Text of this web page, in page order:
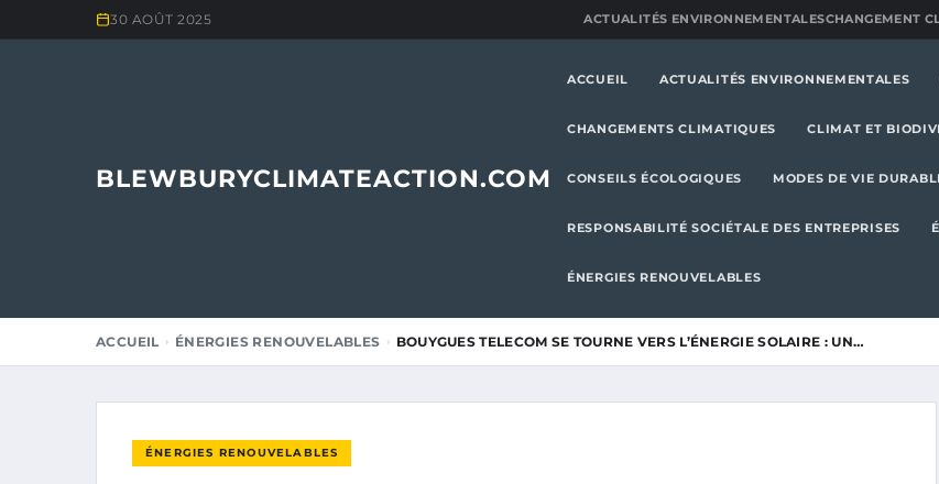
30 AOÛT 2025 ACTUALITÉS ENVIRONNEMENTALESCHANGEMENT
BLEWBURYCLIMATEACTION.COM
ACCUEIL ACTUALITÉS ENVIRONNEMENTALES
CHANGEMENTS CLIMATIQUES CLIMAT ET
CONSEILS ÉCOLOGIQUES MODES DE VIE
RESPONSABILITÉ SOCIÉTALE DES ENTREPRISES
ÉNERGIES RENOUVELABLES
ACCUEIL ÉNERGIES RENOUVELABLES BOUYGUES TELECOM SE TOURNE VERS L’ÉNERGIE SOLAIRE : UN…
ÉNERGIES RENOUVELABLES